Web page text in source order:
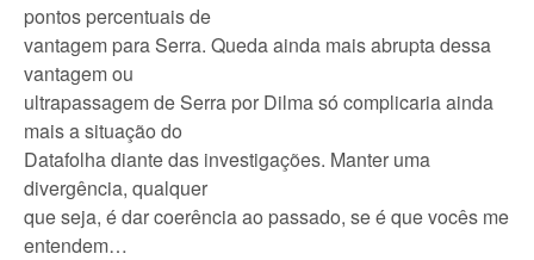
pontos percentuais de
vantagem para Serra. Queda ainda mais abrupta dessa
vantagem ou
ultrapassagem de Serra por Dilma só complicaria ainda
mais a situação do
Datafolha diante das investigações. Manter uma
divergência, qualquer
que seja, é dar coerência ao passado, se é que vocês me
entendem…